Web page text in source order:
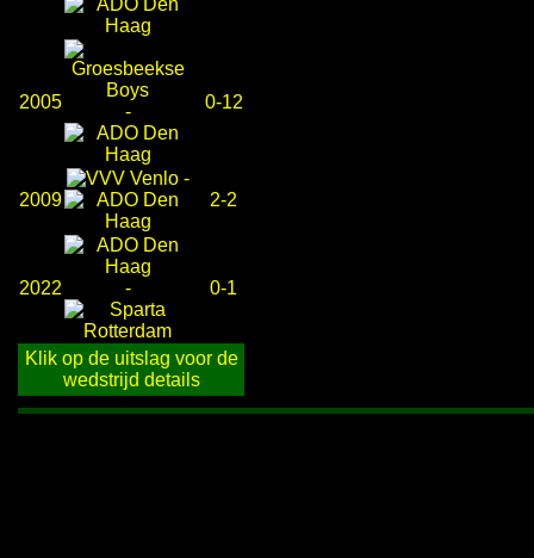
2005 - 0-12
2009
-
2-2
2022 - 0-1
Klik op de uitslag voor de
wedstrijd details